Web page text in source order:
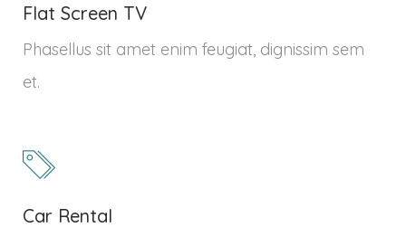
Flat Screen TV
Phasellus sit amet enim feugiat, dignissim sem
et.
Car Rental